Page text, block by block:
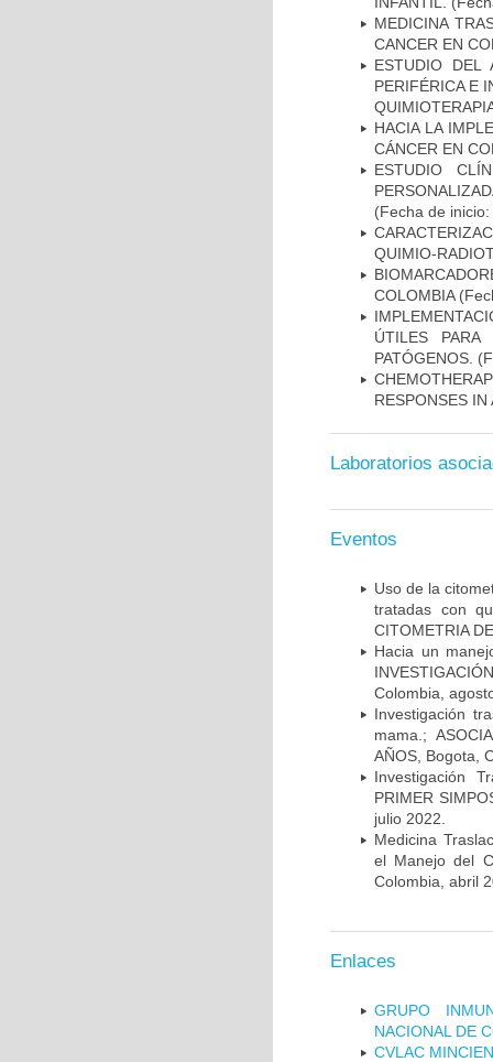
MEDICINA
CANCER EN
ESTUDIO DEL
PERIFÉRICA E
HACIA LA
CÁNCER EN
ESTUDIO
(Fecha de
QUIMIO-
COLOMBIA
ÚTILES
PATÓGENOS.
RESPONSES IN
Laboratorios
Eventos
Uso de la
tratadas con
CITOMETRIA
Hacia un
Colombia,
Investigación
mama.;
AÑOS, Bogota,
Investigación
PRIMER
julio 2022.
Medicina
el Manejo del
Colombia, abril
Enlaces
GRUPO
NACIONAL DE
CVLAC